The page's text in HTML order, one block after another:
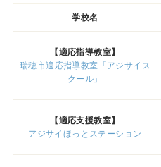
学校名
【適応指導教室】
瑞穂市適応指導教室「アジサイス
クール」
【適応支援教室】
アジサイほっとステーション